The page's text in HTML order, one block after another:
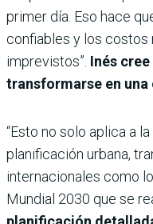
primer día. Eso hace
confiables y los costos
imprevistos”. Inés
transformarse en una
“Esto no solo aplica a
planificación urbana,
internacionales como
Mundial 2030 que se